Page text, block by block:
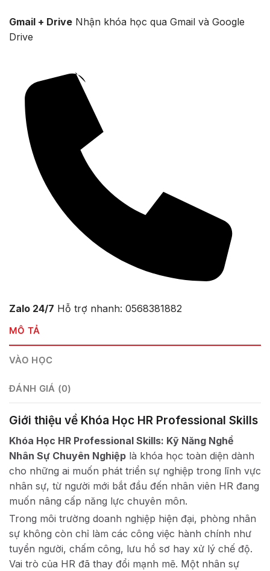
Gmail + Drive Nhận khóa học qua Gmail và Google
Drive
Zalo 24/7 Hỗ trợ nhanh: 0568381882
MÔ TẢ
VÀO HỌC
ĐÁNH GIÁ (0)
Giới thiệu về Khóa Học HR Professional Skills
Khóa Học HR Professional Skills: Kỹ Năng Nghề
Nhân Sự Chuyên Nghiệp là khóa học toàn diện dành
cho những ai muốn phát triển sự nghiệp trong lĩnh vực
nhân sự, từ người mới bắt đầu đến nhân viên HR đang
muốn nâng cấp năng lực chuyên môn.
Trong môi trường doanh nghiệp hiện đại, phòng nhân
sự không còn chỉ làm các công việc hành chính như
tuyển người, chấm công, lưu hồ sơ hay xử lý chế độ.
Vai trò của HR đã thay đổi mạnh mẽ. Một nhân sự